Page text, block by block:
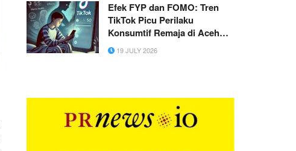
Efek FYP dan FOMO: Tren
TikTok Picu Perilaku
Konsumtif Remaja di Aceh
Singkil
19 JULY 2026